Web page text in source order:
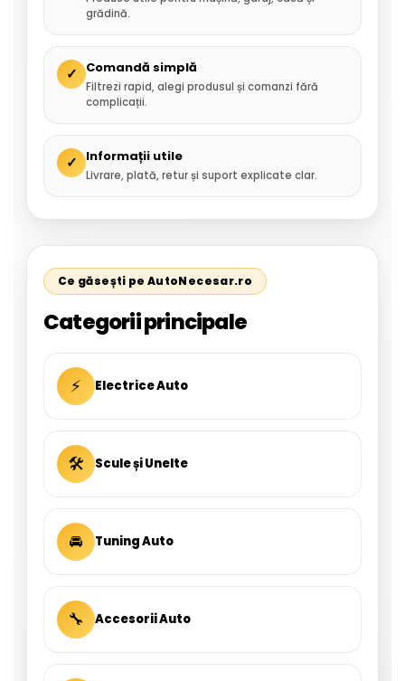
grădină.
✓ Comandă simplă
Filtrezi rapid, alegi produsul și comanzi fără
complicații.
✓ Informații utile
Livrare, plată, retur și suport explicate clar.
Ce găsești pe AutoNecesar.ro
Categorii principale
⚡ Electrice Auto
🛠 Scule și Unelte
🚘 Tuning Auto
🔧 Accesorii Auto